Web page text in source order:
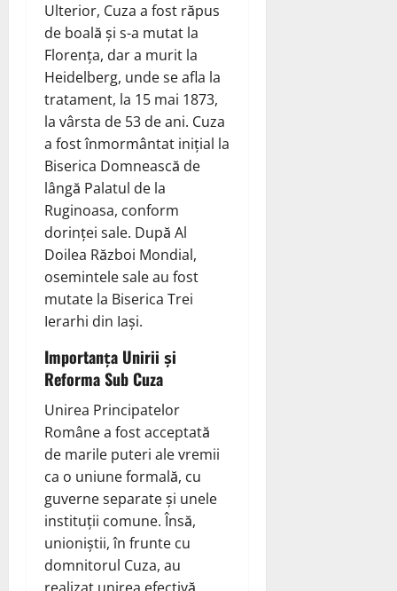
Ulterior, Cuza a fost răpus
de boală și s-a mutat la
Florența, dar a murit la
Heidelberg, unde se afla la
tratament, la 15 mai 1873,
la vârsta de 53 de ani. Cuza
a fost înmormântat inițial la
Biserica Domnească de
lângă Palatul de la
Ruginoasa, conform
dorinței sale. După Al
Doilea Război Mondial,
osemintele sale au fost
mutate la Biserica Trei
Ierarhi din Iași.
Importanța Unirii și
Reforma Sub Cuza
Unirea Principatelor
Române a fost acceptată
de marile puteri ale vremii
ca o uniune formală, cu
guverne separate și unele
instituții comune. Însă,
unioniștii, în frunte cu
domnitorul Cuza, au